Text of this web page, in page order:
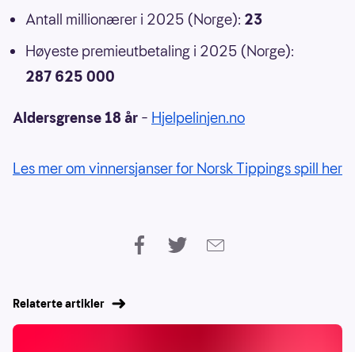
Antall millionærer i 2025 (Norge): 23
Høyeste premieutbetaling i 2025 (Norge):
287 625 000
Aldersgrense 18 år – Hjelpelinjen.no
Les mer om vinnersjanser for Norsk Tippings spill her
Relaterte artikler